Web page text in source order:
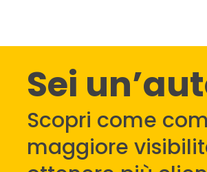
Sei
Scopri come
maggiore